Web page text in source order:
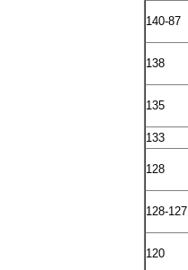
140-87
138
135
133
128
128-127
120